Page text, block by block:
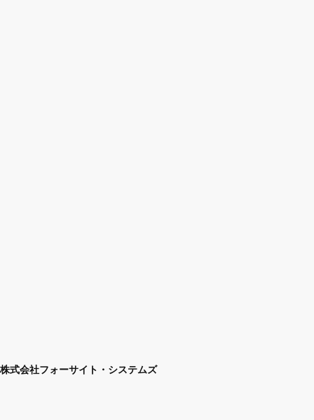
株式会社フォーサイト・システムズ